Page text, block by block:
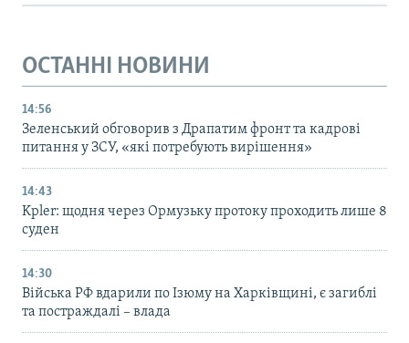
ОСТАННІ НОВИНИ
14:56
Зеленський обговорив з Драпатим фронт та кадрові
питання у ЗСУ, «які потребують вирішення»
14:43
Kpler: щодня через Ормузьку протоку проходить лише 8
суден
14:30
Війська РФ вдарили по Ізюму на Харківщині, є загиблі
та постраждалі – влада